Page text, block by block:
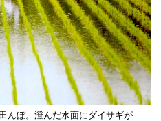
んぼ。澄んだ水面にダイサギが